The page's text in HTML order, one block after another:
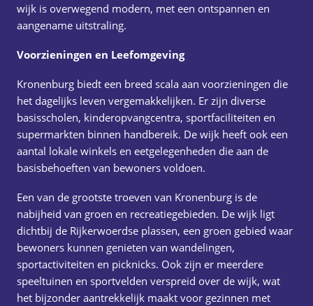
wijk is overwegend modern, met een ontspannen en
aangename uitstraling.
Voorzieningen en Leefomgeving
Kronenburg biedt een breed scala aan voorzieningen die
het dagelijks leven vergemakkelijken. Er zijn diverse
basisscholen, kinderopvangcentra, sportfaciliteiten en
supermarkten binnen handbereik. De wijk heeft ook een
aantal lokale winkels en eetgelegenheden die aan de
basisbehoeften van bewoners voldoen.
Een van de grootste troeven van Kronenburg is de
nabijheid van groen en recreatiegebieden. De wijk ligt
dichtbij de Rijkerwoerdse plassen, een groen gebied waar
bewoners kunnen genieten van wandelingen,
sportactiviteiten en picknicks. Ook zijn er meerdere
speeltuinen en sportvelden verspreid over de wijk, wat
het bijzonder aantrekkelijk maakt voor gezinnen met